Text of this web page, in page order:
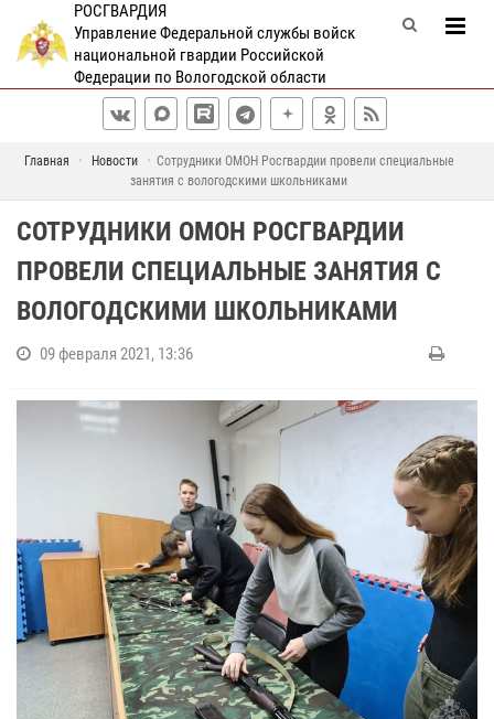
РОСГВАРДИЯ
Управление Федеральной службы войск
национальной гвардии Российской
Федерации по Вологодской области
Главная Новости
Сотрудники ОМОН Росгвардии провели специальные
занятия с вологодскими школьниками
СОТРУДНИКИ ОМОН РОСГВАРДИИ
ПРОВЕЛИ СПЕЦИАЛЬНЫЕ ЗАНЯТИЯ С
ВОЛОГОДСКИМИ ШКОЛЬНИКАМИ
09 февраля 2021, 13:36